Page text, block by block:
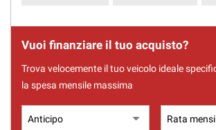
CONTATTI
Vuoi finanziare il tuo acquisto?
Trova velocemente il tuo veicolo ideale
la spesa mensile massima